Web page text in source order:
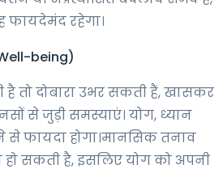
रहेगा।
being)
है तो दोबारा उभर सकती हैं, खासकर
नसों से जुड़ी समस्याएं। योग, ध्यान
फायदा होगा।मानसिक तनाव
हो सकती है, इसलिए योग को अपनी